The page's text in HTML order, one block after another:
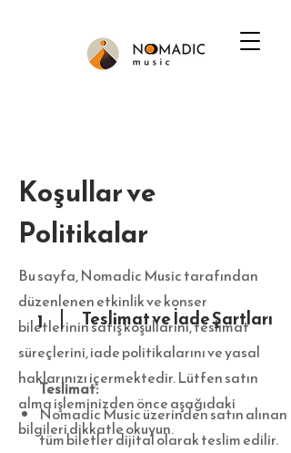
Koşullar ve
Politikalar
Bu sayfa, Nomadic Music tarafından
düzenlenen etkinlik ve konser
biletlerinin satış koşullarını, teslimat
süreçlerini, iade politikalarını ve yasal
haklarınızı içermektedir. Lütfen satın
alma işleminizden önce aşağıdaki
bilgileri dikkatle okuyun.
1 Teslimat ve İade Şartları
​​Teslimat:
Nomadic Music üzerinden satın alınan
tüm biletler dijital olarak teslim edilir.